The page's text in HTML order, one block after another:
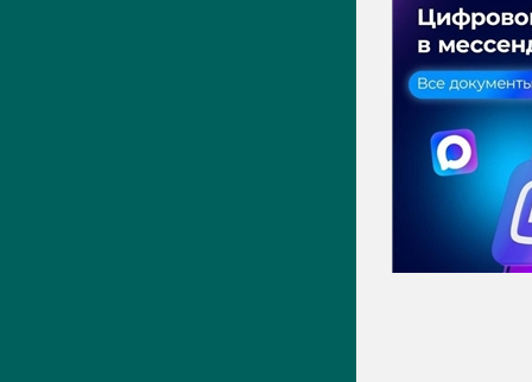
Актуально
Новости
Фото